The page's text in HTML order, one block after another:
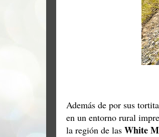
Además de por sus
en un entorno rural
la región de las White